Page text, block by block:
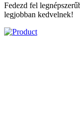
Fedezd fel
legjobban kedvelnek!